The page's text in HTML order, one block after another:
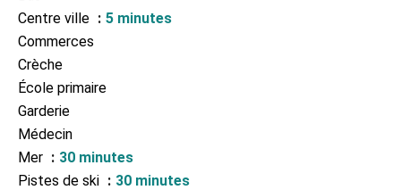
Centre ville
5 minutes
Commerces
Crèche
École primaire
Garderie
Médecin
Mer
30 minutes
Pistes de ski
30 minutes